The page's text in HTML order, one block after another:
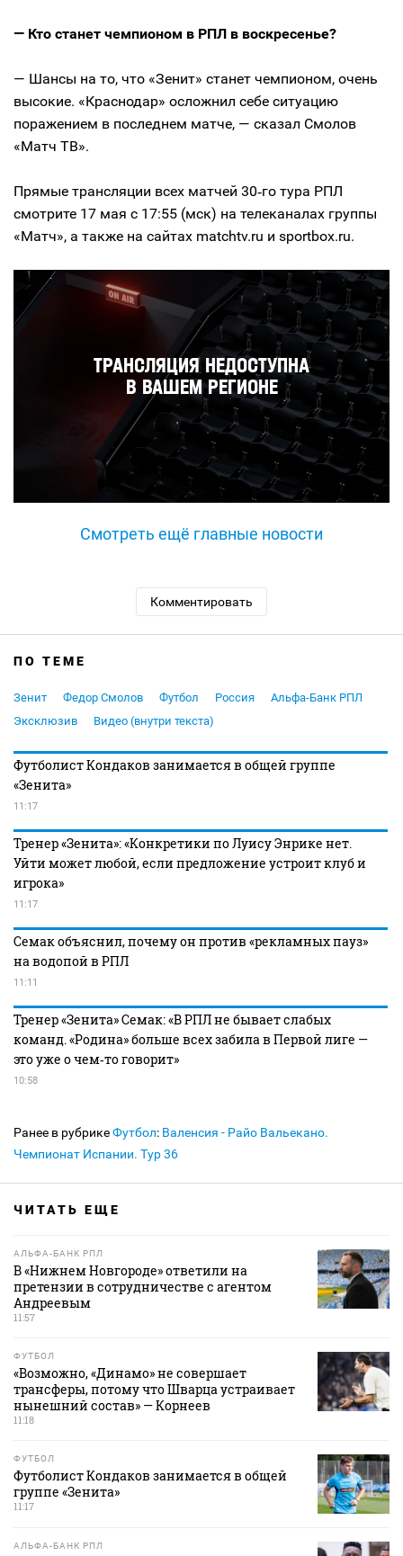
— Кто станет чемпионом в РПЛ в воскресенье?
— Шансы на то, что «Зенит» станет чемпионом, очень
высокие. «Краснодар» осложнил себе ситуацию
поражением в последнем матче, — сказал Смолов
«Матч ТВ».
Прямые трансляции всех матчей 30‑го тура РПЛ
смотрите 17 мая с 17:55 (мск) на телеканалах группы
«Матч», а также на сайтах matchtv.ru и sportbox.ru.
Смотреть ещё главные новости
Комментировать
ПО ТЕМЕ
Зенит Федор Смолов Футбол Россия
Альфа-Банк РПЛ
Эксклюзив
Видео (внутри текста)
Футболист Кондаков занимается в общей группе
«Зенита»
11:17
Тренер «Зенита»: «Конкретики по Луису Энрике нет.
Уйти может любой, если предложение устроит клуб и
игрока»
11:17
Семак объяснил, почему он против «рекламных пауз»
на водопой в РПЛ
11:11
Тренер «Зенита» Семак: «В РПЛ не бывает слабых
команд. «Родина» больше всех забила в Первой лиге —
это уже о чем‑то говорит»
10:58
Ранее в рубрикеФутбол: Валенсия - Райо Вальекано.
Чемпионат Испании. Тур 36
ЧИТАТЬ ЕЩЕ
АЛЬФА-БАНК РПЛ
В «Нижнем Новгороде» ответили на
претензии в сотрудничестве с агентом
Андреевым
11:57
ФУТБОЛ
«Возможно, «Динамо» не совершает
трансферы, потому что Шварца устраивает
нынешний состав» — Корнеев
11:18
ФУТБОЛ
Футболист Кондаков занимается в общей
группе «Зенита»
11:17
АЛЬФА-БАНК РПЛ